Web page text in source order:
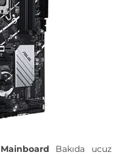
Bakıda ucuz